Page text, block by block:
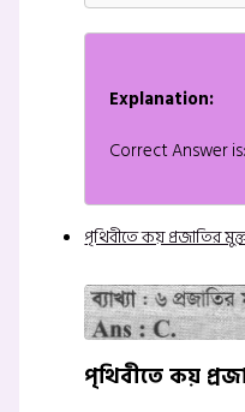
Explanation:
Correct Answer
পৃথিবীতে কয় প্রজাতির
পৃথিবীতে কয়